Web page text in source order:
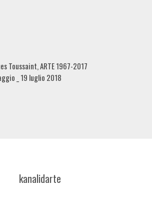
Toussaint, ARTE 1967-2017
_ 19 luglio 2018
kanalidarte